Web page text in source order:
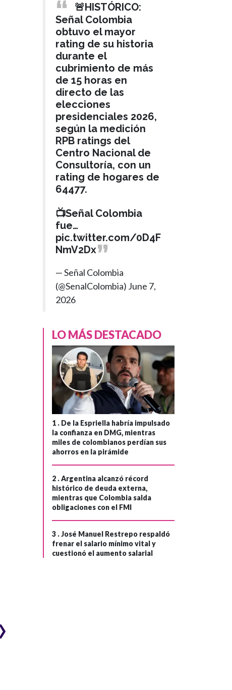
›
🚨HISTÓRICO:
Señal Colombia
obtuvo el mayor
rating de su historia
durante el
cubrimiento de más
de 15 horas en
directo de las
elecciones
presidenciales 2026,
según la medición
RPB ratings del
Centro Nacional de
Consultoría, con un
rating de hogares de
64477.
📺Señal Colombia
fue…
pic.twitter.com/0D4F
NmV2Dx
— Señal Colombia
(@SenalColombia) June 7,
2026
LO MÁS DESTACADO
1 . De la Espriella habría impulsado
la confianza en DMG, mientras
miles de colombianos perdían sus
ahorros en la pirámide
2 .Argentina alcanzó récord
histórico de deuda externa,
mientras que Colombia salda
obligaciones con el FMI
3 .José Manuel Restrepo respaldó
frenar el salario mínimo vital y
cuestionó el aumento salarial